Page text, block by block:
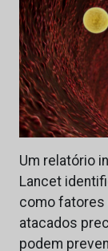
Um relatório
Lancet
como fatores
atacados
podem